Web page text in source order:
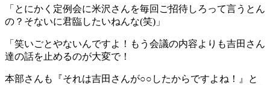
「とにかく定例会に米沢さんを毎回ご招待しろって言うとん
の？そないに君臨したいねんな(笑)」
「笑いごとやないんですよ！もう会議の内容よりも吉田さん
達の話を止めるのが大変で！
本部さんも『それは吉田さんが○○したからですよね！』と